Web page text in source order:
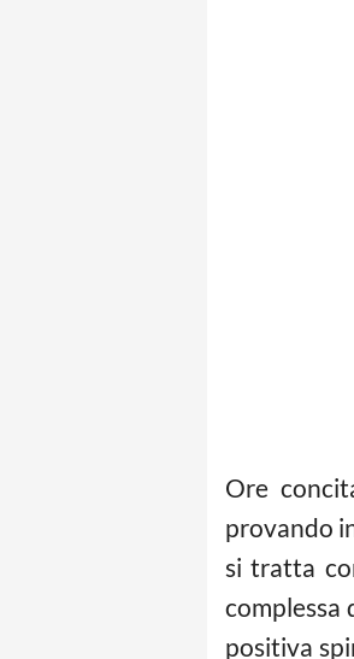
Ore
provando
si tratta
complessa
positiva